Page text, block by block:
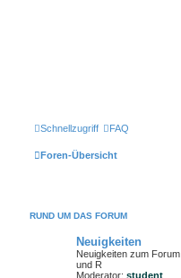
Schnellzugriff FAQ
Foren-Übersicht
RUND UM DAS FORUM
Neuigkeiten
Neuigkeiten zum Forum
und R
Moderator: student